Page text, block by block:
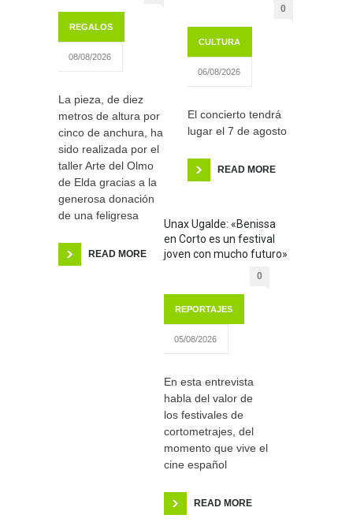
REGALOS
08/08/2026
La pieza, de diez
metros de altura por
cinco de anchura, ha
sido realizada por el
taller Arte del Olmo
de Elda gracias a la
generosa donación
de una feligresa
READ MORE
0
CULTURA
06/08/2026
El concierto tendrá
lugar el 7 de agosto
READ MORE
Unax Ugalde: «Benissa
en Corto es un festival
joven con mucho futuro»
0
REPORTAJES
05/08/2026
En esta entrevista
habla del valor de
los festivales de
cortometrajes, del
momento que vive el
cine español
READ MORE